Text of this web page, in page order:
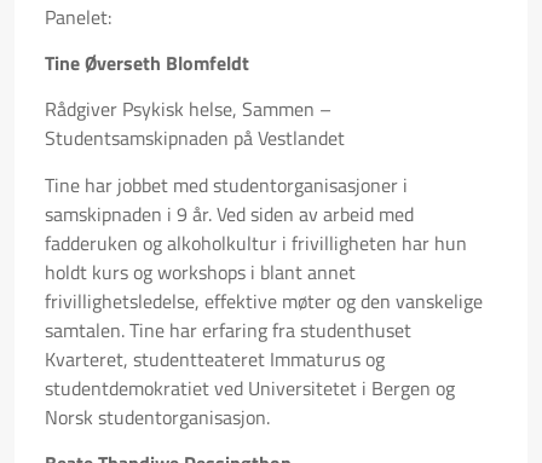
Panelet:
Tine Øverseth Blomfeldt
Rådgiver Psykisk helse, Sammen –
Studentsamskipnaden på Vestlandet
Tine har jobbet med studentorganisasjoner i
samskipnaden i 9 år. Ved siden av arbeid med
fadderuken og alkoholkultur i frivilligheten har hun
holdt kurs og workshops i blant annet
frivillighetsledelse, effektive møter og den vanskelige
samtalen. Tine har erfaring fra studenthuset
Kvarteret, studentteateret Immaturus og
studentdemokratiet ved Universitetet i Bergen og
Norsk studentorganisasjon.